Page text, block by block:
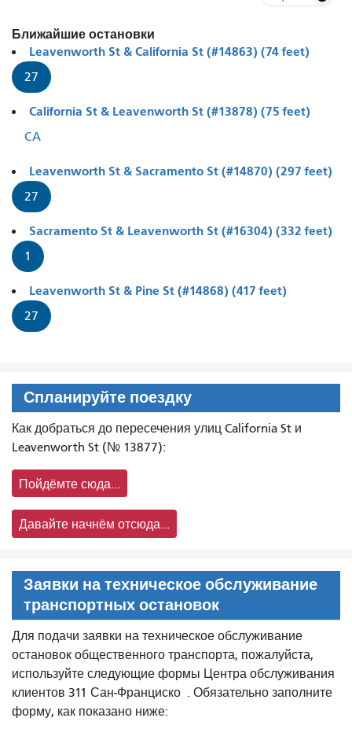
Ближайшие остановки
Leavenworth St & California St (#14863) (74 feet)
27
California St & Leavenworth St (#13878) (75 feet)
CA
Leavenworth St & Sacramento St (#14870) (297 feet)
27
Sacramento St & Leavenworth St (#16304) (332 feet)
1
Leavenworth St & Pine St (#14868) (417 feet)
27
Спланируйте поездку
Как добраться до пересечения улиц California St и
Leavenworth St (№ 13877):
Пойдёмте сюда...
Давайте начнём отсюда...
Заявки на техническое обслуживание
транспортных остановок
Для подачи заявки на техническое обслуживание
остановок общественного транспорта, пожалуйста,
используйте следующие формы Центра обслуживания
клиентов 311 Сан-Франциско . Обязательно заполните
форму, как показано ниже: